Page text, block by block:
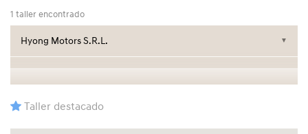
1 taller encontrado
Hyong Motors S.R.L. ▼
Taller destacado